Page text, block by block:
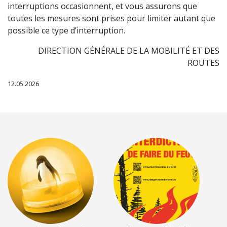
interruptions occasionnent, et vous assurons que
toutes les mesures sont prises pour limiter autant que
possible ce type d’interruption.
DIRECTION GÉNÉRALE DE LA MOBILITÉ ET DES
ROUTES
12.05.2026